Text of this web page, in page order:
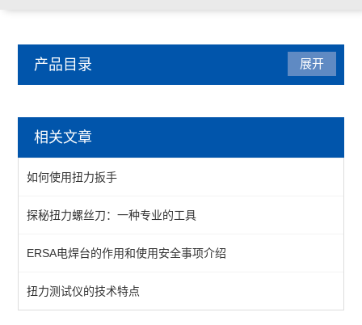
产品目录
表面抵抗计
KANETEC高斯计
SIMCO测试仪
日本三丰千分表
MITUTOYO三丰
展开
相关文章
如何使用扭力扳手
探秘扭力螺丝刀：一种专业的工具
ERSA电焊台的作用和使用安全事项介绍
扭力测试仪的技术特点